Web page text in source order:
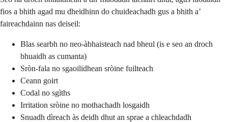
fios a bhith agad mu dheidhinn do chuideachadh gus a bhith a’
faireachdainn nas deiseil:
Blas searbh no neo-àbhaisteach nad bheul (is e seo an droch
bhuaidh as cumanta)
Sròn-fala no sgaoilidhean sròine fuilteach
Ceann goirt
Codal no sgìths
Irritation sròine no mothachadh losgaidh
Snuadh dìreach às deidh dhut an sprae a chleachdadh